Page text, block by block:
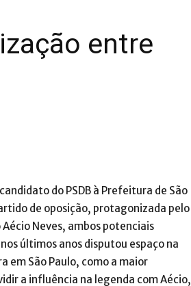
entre
do PSDB à Prefeitura de São
de oposição, protagonizada pelo
Neves, ambos potenciais
últimos anos disputou espaço na
em São Paulo, como a maior
a influência na legenda com Aécio,